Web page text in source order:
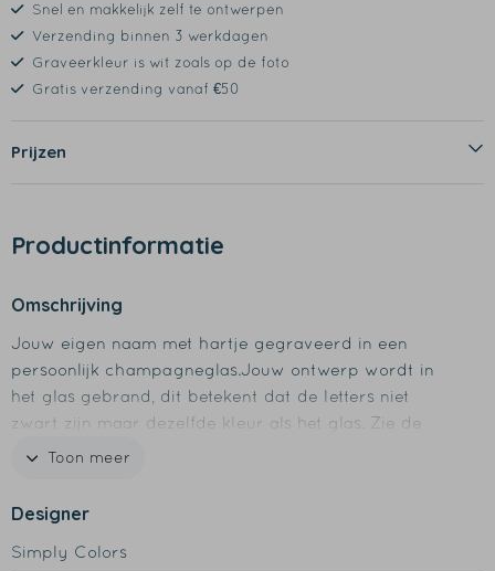
Snel en makkelijk zelf te ontwerpen
Verzending binnen 3 werkdagen
Graveerkleur is wit zoals op de foto
Gratis verzending vanaf €50
Prijzen
Productinformatie
Omschrijving
Jouw eigen naam met hartje gegraveerd in een
persoonlijk champagneglas.Jouw ontwerp wordt in
het glas gebrand, dit betekent dat de letters niet
zwart zijn maar dezelfde kleur als het glas. Zie de
foto's als voorbeeld.
Productspecificaties
- Merk: Royal Leerdam
- Inhoud: 200 ml
Toon meer
Designer
Simply Colors